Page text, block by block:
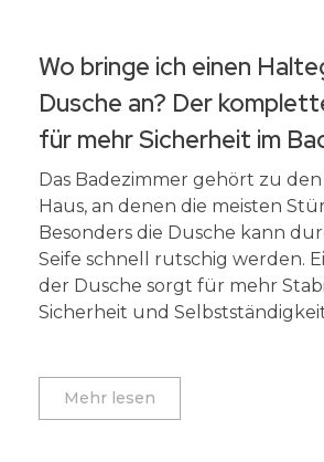
Wo bringe ich einen
Dusche an? Der
für mehr Sicherheit im
Das Badezimmer gehört zu
Haus, an denen die meisten
Besonders die Dusche kann
Seife schnell rutschig werden.
der Dusche sorgt für mehr
Sicherheit und Selbstständigkeit
Mehr lesen